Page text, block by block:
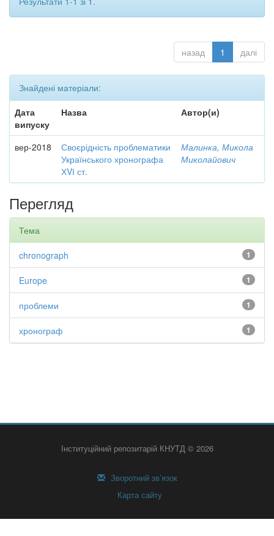
назад 1 далі
Знайдені матеріали:
Дата
випуску
Назва Автор(и)
вер-2018
Своєрідність проблематики
Українського хронографа
ХVІ ст.
Малинка, Микола
Миколайович
Перегляд
Тема
1
chronograph
1
Europe
1
проблеми
1
хронограф
Інституційний репозитарій КНУТД © 2026
Зворотний зв’язок
Карта сайту